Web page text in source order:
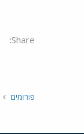
Share:
פורומים